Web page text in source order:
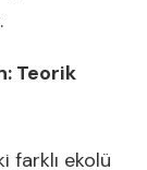
Teorik
farklı ekolü